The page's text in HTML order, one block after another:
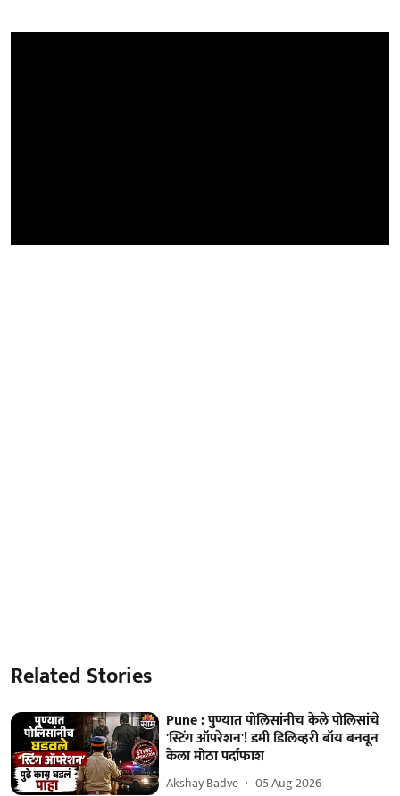
Related Stories
Pune : पुण्यात पोलिसांनीच केले पोलिसांचे
'स्टिंग ऑपरेशन'! डमी डिलिव्हरी बॉय बनवून
केला मोठा पर्दाफाश
Akshay Badve 05 Aug 2026